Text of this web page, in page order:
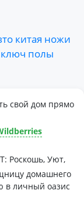
китая ножи
ключ полы
свой дом прямо
Роскошь, Уют,
домашнего
в личный оазис